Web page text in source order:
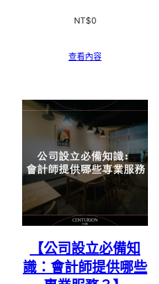
NT$0
查看內容
【公司設立必備知
識：會計師提供哪些